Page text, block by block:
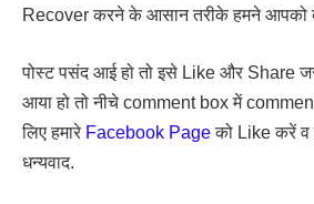
Recover करने के आसान तरीके हमने आपको
पोस्ट पसंद आई हो तो इसे Like और Share
आया हो तो नीचे comment box में
लिए हमारे Facebook Pageको Like करें
धन्यवाद.